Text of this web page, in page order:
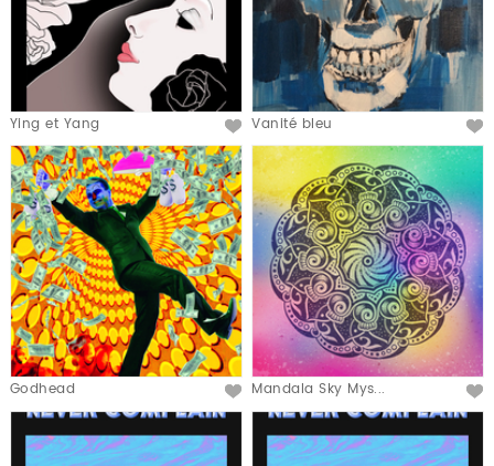
Ying et Yang Vanité bleu
Godhead Mandala Sky Mys...